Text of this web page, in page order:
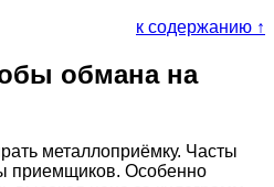
к содержанию ↑
обмана на
металлоприёмку. Часты
приемщиков. Особенно